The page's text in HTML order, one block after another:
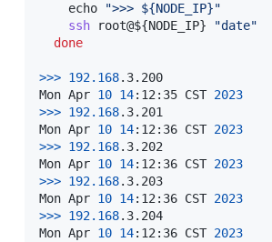
echo
">>> ${NODE_IP}"
ssh root@${NODE_IP}
"date"
done
>>> 192.168.3.200
Mon Apr 10 14:12:35 CST 2023
>>> 192.168.3.201
Mon Apr 10 14:12:36 CST 2023
>>> 192.168.3.202
Mon Apr 10 14:12:36 CST 2023
>>> 192.168.3.203
Mon Apr 10 14:12:36 CST 2023
>>> 192.168.3.204
Mon Apr 10 14:12:36 CST 2023